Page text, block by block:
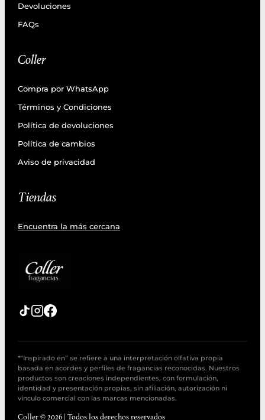
Devoluciones
FAQs
Coller
Compra por WhatsApp
Términos y Condiciones
Política de devoluciones
Política de cambios
Aviso de privacidad
Tiendas
Encuentra la más cercana
*“Inspirado en” se refiere a una interpretación olfativa propia
basada en acordes y perfiles de fragancias reconocidas. Nuestros
productos son creaciones independientes, con formulación,
identidad y presentación propias, sin afiliación, autorización ni
vínculo comercial con las marcas mencionadas.
Coller © 2026 | Todos los derechos reservados